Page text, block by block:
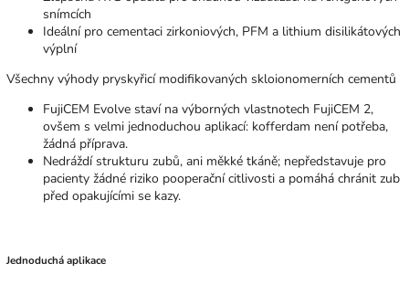
snímcích
Ideální pro cementaci zirkoniových, PFM a lithium disilikátových
výplní
Všechny výhody pryskyřicí modifikovaných skloionomerních cementů
FujiCEM Evolve staví na výborných vlastnotech FujiCEM 2,
ovšem s velmi jednoduchou aplikací: kofferdam není potřeba,
žádná příprava.
Nedráždí strukturu zubů, ani měkké tkáně; nepředstavuje pro
pacienty žádné riziko pooperační citlivosti a pomáhá chránit zub
před opakujícími se kazy.
Jednoduchá aplikace